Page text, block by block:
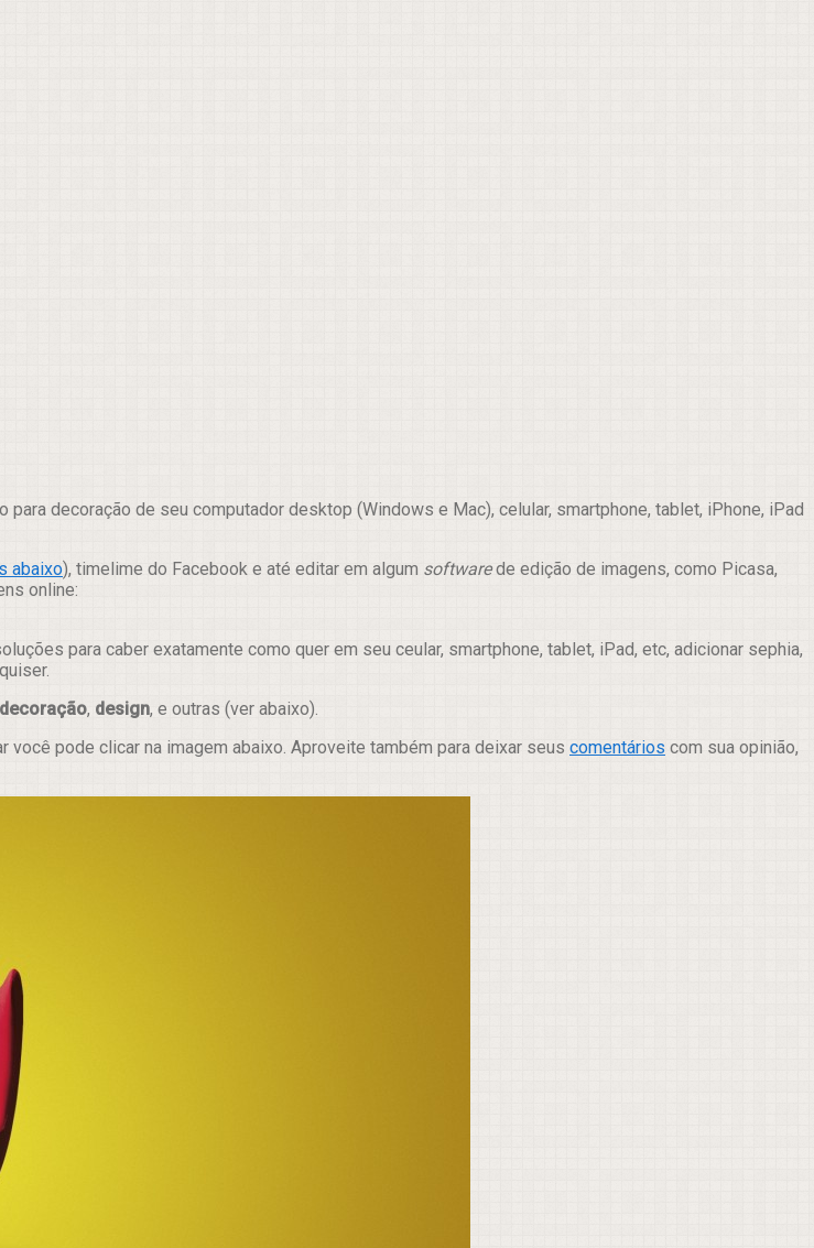
decoração de seu computador desktop (Windows e Mac), celular, smartphone, tablet, iPhone, iPad
abaixo), timelime do Facebook e até editar em algum softwarede edição de imagens, como Picasa,
online:
para caber exatamente como quer em seu ceular, smartphone, tablet, iPad, etc, adicionar sephia,
decoração, design, e outras (ver abaixo).
pode clicar na imagem abaixo. Aproveite também para deixar seus comentários com sua opinião,